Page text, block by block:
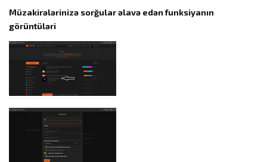
Müzakirələrinizə sorğular əlavə edən funksiyanın
görüntüləri